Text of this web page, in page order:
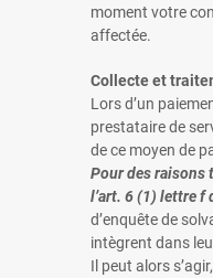
moment votre
affectée.
Collecte et
Lors d’un
prestataire de
de ce moyen de
Pour des raisons
l’art. 6 (1) lettre f
d’enquête de
intègrent dans
Il peut alors